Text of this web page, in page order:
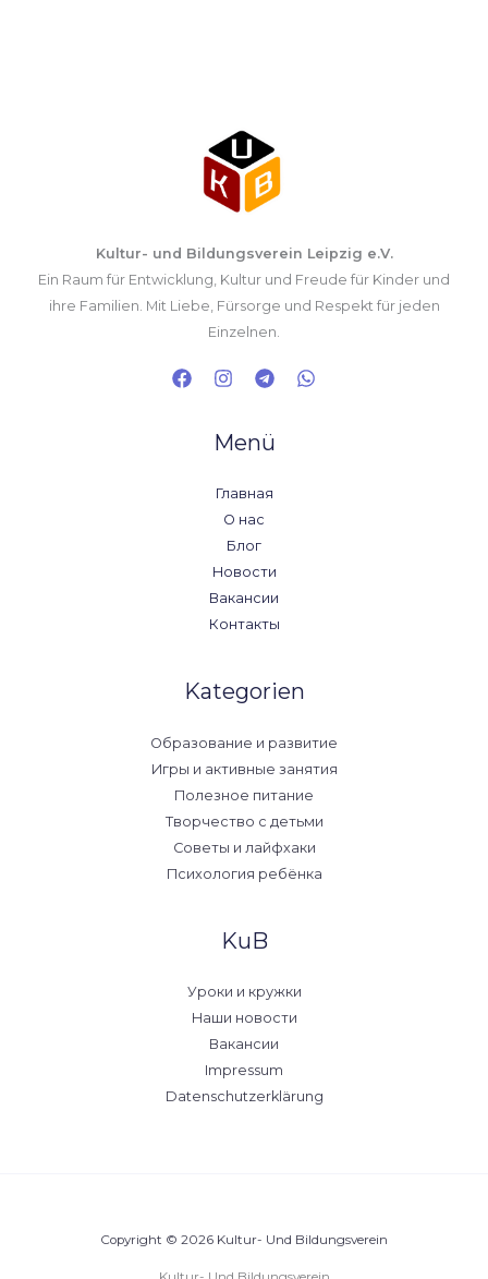
Kultur- und Bildungsverein Leipzig e.V.
Ein Raum für Entwicklung, Kultur und Freude für Kinder und
ihre Familien. Mit Liebe, Fürsorge und Respekt für jeden
Einzelnen.
Menü
Главная
О нас
Блог
Новости
Вакансии
Контакты
Kategorien
Образование и развитие
Игры и активные занятия
Полезное питание
Творчество с детьми
Советы и лайфхаки
Психология ребёнка
KuB
Уроки и кружки
Наши новости
Вакансии
Impressum
Datenschutzerklärung
Copyright © 2026 Kultur- Und Bildungsverein